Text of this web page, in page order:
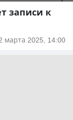
записи к
марта 2025, 14:00